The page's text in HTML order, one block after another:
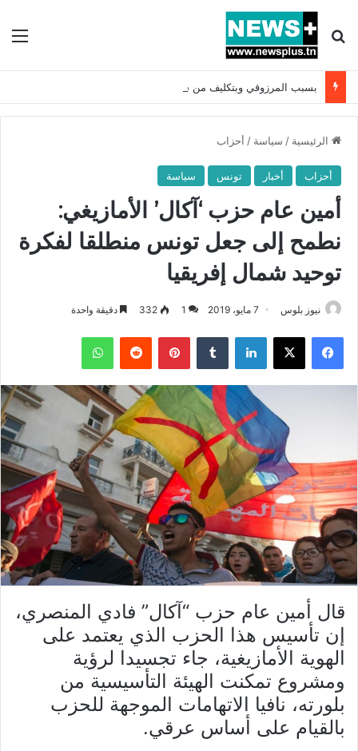
بحث عن
الرئيسية / سياسة / أحزاب
أحزاب أخبار تونس سياسة
أمين عام حزب ‘آكال’ الأمازيغي:
نطمح إلى جعل تونس منطلقا لفكرة
توحيد شمال إفريقيا
نيوز بلوس 7 مايو، 2019 1
332 دقيقة واحدة
فيسبوك X لينكدإن بينتيريست واتساب
قال أمين عام حزب “آكال” فادي المنصري،
إن تأسيس هذا الحزب الذي يعتمد على
الهوية الأمازيغية، جاء تجسيدا لرؤية
ومشروع تمكنت الهيئة التأسيسية من
بلورته، نافيا الاتهامات الموجهة للحزب
بالقيام على أساس عرقي.